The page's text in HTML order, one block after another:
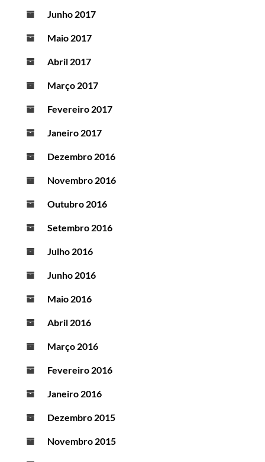
Junho 2017
Maio 2017
Abril 2017
Março 2017
Fevereiro 2017
Janeiro 2017
Dezembro 2016
Novembro 2016
Outubro 2016
Setembro 2016
Julho 2016
Junho 2016
Maio 2016
Abril 2016
Março 2016
Fevereiro 2016
Janeiro 2016
Dezembro 2015
Novembro 2015